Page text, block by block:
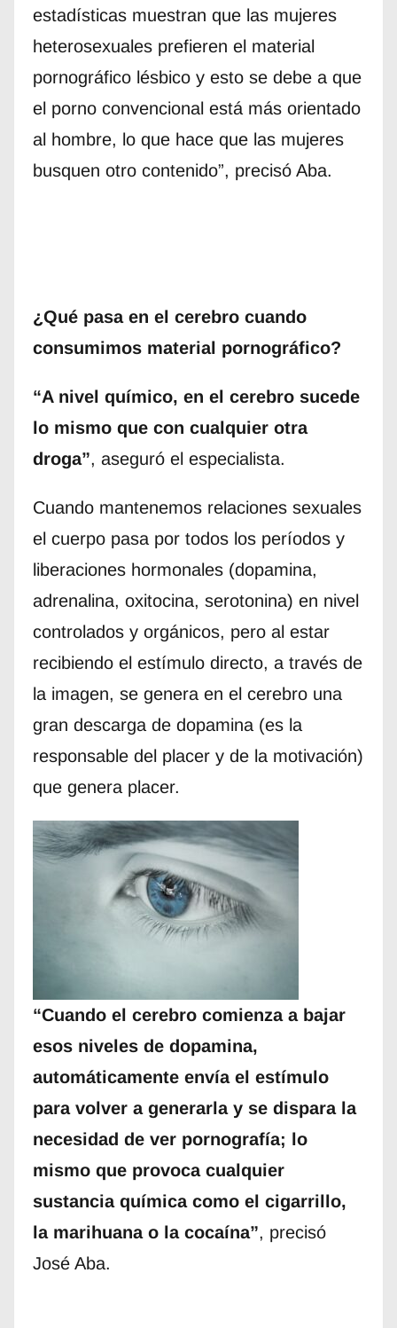
estadísticas muestran que las mujeres
heterosexuales prefieren el material
pornográfico lésbico y esto se debe a que
el porno convencional está más orientado
al hombre, lo que hace que las mujeres
busquen otro contenido”, precisó Aba.
¿Qué pasa en el cerebro cuando
consumimos material pornográfico?
“A nivel químico, en el cerebro sucede
lo mismo que con cualquier otra
droga”, aseguró el especialista.
Cuando mantenemos relaciones sexuales
el cuerpo pasa por todos los períodos y
liberaciones hormonales (dopamina,
adrenalina, oxitocina, serotonina) en nivel
controlados y orgánicos, pero al estar
recibiendo el estímulo directo, a través de
la imagen, se genera en el cerebro una
gran descarga de dopamina (es la
responsable del placer y de la motivación)
que genera placer.
“Cuando el cerebro comienza a bajar
esos niveles de dopamina,
automáticamente envía el estímulo
para volver a generarla y se dispara la
necesidad de ver pornografía; lo
mismo que provoca cualquier
sustancia química como el cigarrillo,
la marihuana o la cocaína”, precisó
José Aba.